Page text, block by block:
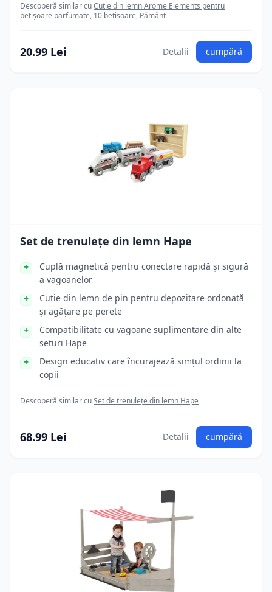
Descoperă similar cuCutie din lemn Arome Elements pentru
bețișoare parfumate, 10 bețișoare, Pământ
20.99 Lei Detalii cumpără
Set de trenulețe din lemn Hape
Cuplă magnetică pentru conectare rapidă și sigură
a vagoanelor
Cutie din lemn de pin pentru depozitare ordonată
și agățare pe perete
Compatibilitate cu vagoane suplimentare din alte
seturi Hape
Design educativ care încurajează simțul ordinii la
copii
Descoperă similar cuSet de trenulețe din lemn Hape
68.99 Lei Detalii cumpără